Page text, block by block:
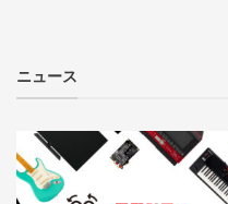
ニュース